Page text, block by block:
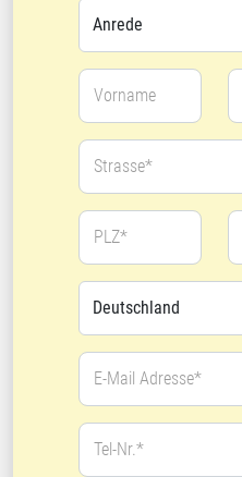
Vorname
Strasse*
PLZ*
E-Mail Adresse*
Tel-Nr.*